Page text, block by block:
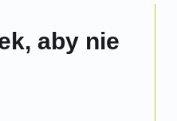
aby nie